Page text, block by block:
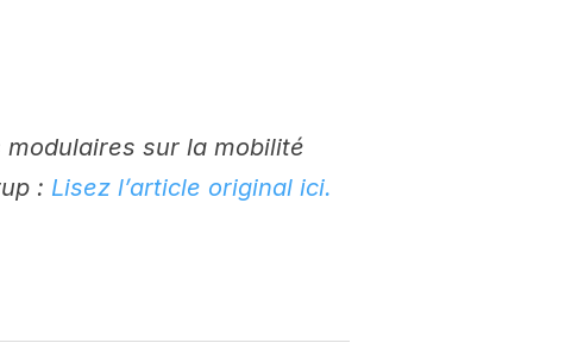
sur la mobilité
: Lisez l’article original ici.